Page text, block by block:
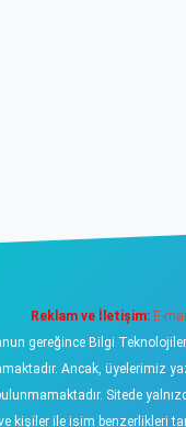
Reklam ve İletişim: E-
gereğince Bilgi
Ancak, üyelerimiz
Sitede
kişiler ile isim benzerlikleri